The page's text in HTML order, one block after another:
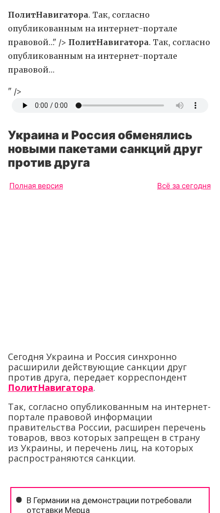
ПолитНавигатора. Так, согласно
опубликованным на интернет-портале
правовой…" /> ПолитНавигатора. Так, согласно
опубликованным на интернет-портале
правовой…
" />
Украина и Россия обменялись
новыми пакетами санкций друг
против друга
Полная версия Всё за сегодня
Сегодня Украина и Россия синхронно
расширили действующие санкции друг
против друга, передает корреспондент
ПолитНавигатора.
Так, согласно опубликованным на интернет-
портале правовой информации
правительства России, расширен перечень
товаров, ввоз которых запрещен в страну
из Украины, и перечень лиц, на которых
распространяются санкции.